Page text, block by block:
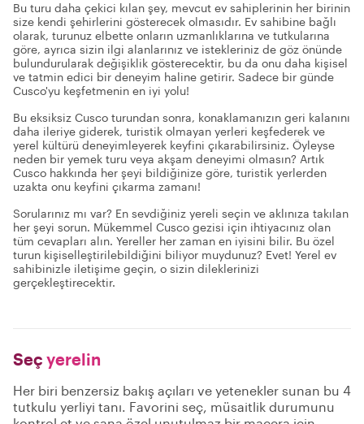
Bu turu daha çekici kılan şey, mevcut ev sahiplerinin her birinin
size kendi şehirlerini gösterecek olmasıdır. Ev sahibine bağlı
olarak, turunuz elbette onların uzmanlıklarına ve tutkularına
göre, ayrıca sizin ilgi alanlarınız ve istekleriniz de göz önünde
bulundurularak değişiklik gösterecektir, bu da onu daha kişisel
ve tatmin edici bir deneyim haline getirir. Sadece bir günde
Cusco'yu keşfetmenin en iyi yolu!
Bu eksiksiz Cusco turundan sonra, konaklamanızın geri kalanını
daha ileriye giderek, turistik olmayan yerleri keşfederek ve
yerel kültürü deneyimleyerek keyfini çıkarabilirsiniz. Öyleyse
neden bir yemek turu veya akşam deneyimi olmasın? Artık
Cusco hakkında her şeyi bildiğinize göre, turistik yerlerden
uzakta onu keyfini çıkarma zamanı!
Sorularınız mı var? En sevdiğiniz yereli seçin ve aklınıza takılan
her şeyi sorun. Mükemmel Cusco gezisi için ihtiyacınız olan
tüm cevapları alın. Yereller her zaman en iyisini bilir. Bu özel
turun kişiselleştirilebildiğini biliyor muydunuz? Evet! Yerel ev
sahibinizle iletişime geçin, o sizin dileklerinizi
gerçekleştirecektir.
Seç yerelin
Her biri benzersiz bakış açıları ve yetenekler sunan bu 4
tutkulu yerliyi tanı. Favorini seç, müsaitlik durumunu